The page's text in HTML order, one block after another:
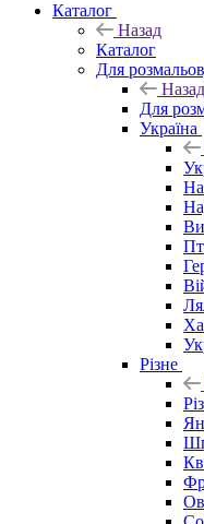
Каталог
Назад
Каталог
Для
Назад
Для
Україна
Різне